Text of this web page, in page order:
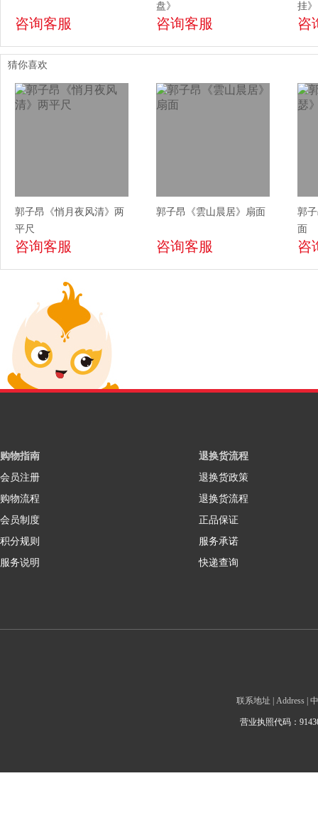
咨询客服
盘》
咨询客服
挂》
咨
猜你喜欢
郭子昂《悄月夜风清》两
平尺
咨询客服
郭子昂《雲山晨居》扇面
咨询客服
郭
面
咨
购物指南
会员注册
购物流程
会员制度
积分规则
服务说明
退换货流程
退换货政策
退换货流程
正品保证
服务承诺
快递查询
联系地址 | Address |
营业执照代码：